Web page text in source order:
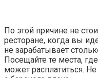
По этой причине не
ресторане, когда вы
не зарабатывает
Посещайте те места,
может расплатиться.